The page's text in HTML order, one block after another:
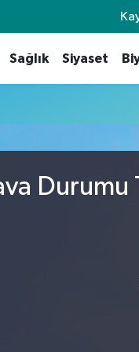
Sağlık Siyaset
Durumu